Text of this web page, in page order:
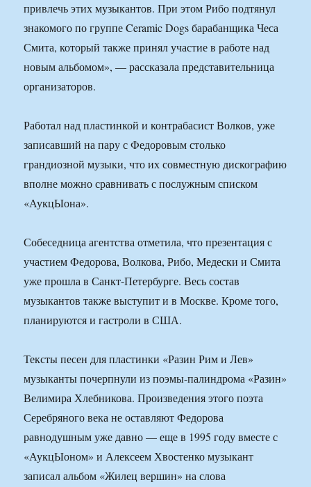
привлечь этих музыкантов. При этом Рибо подтянул
знакомого по группе Ceramic Dogs барабанщика Чеса
Смита, который также принял участие в работе над
новым альбомом», — рассказала представительница
организаторов.
Работал над пластинкой и контрабасист Волков, уже
записавший на пару с Федоровым столько
грандиозной музыки, что их совместную дискографию
вполне можно сравнивать с послужным списком
«АукцЫона».
Собеседница агентства отметила, что презентация с
участием Федорова, Волкова, Рибо, Медески и Смита
уже прошла в Санкт-Петербурге. Весь состав
музыкантов также выступит и в Москве. Кроме того,
планируются и гастроли в США.
Тексты песен для пластинки «Разин Рим и Лев»
музыканты почерпнули из поэмы-палиндрома «Разин»
Велимира Хлебникова. Произведения этого поэта
Серебряного века не оставляют Федорова
равнодушным уже давно — еще в 1995 году вместе с
«АукцЫоном» и Алексеем Хвостенко музыкант
записал альбом «Жилец вершин» на слова